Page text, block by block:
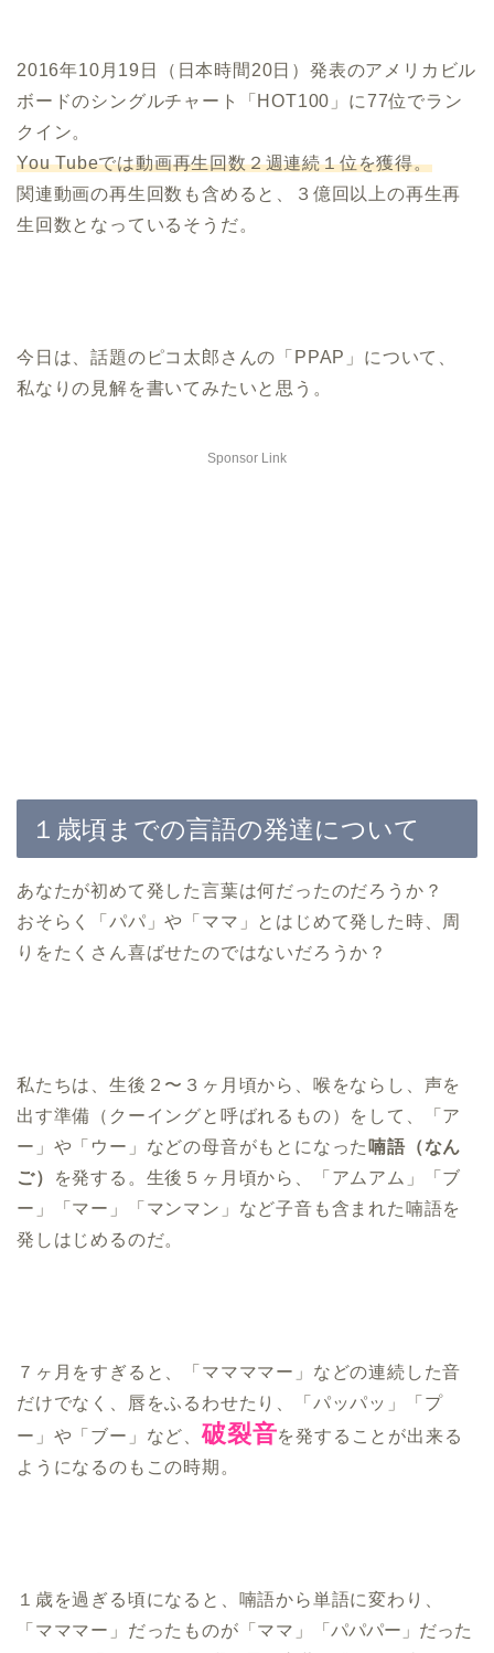
2016年10月19日（日本時間20日）発表のアメリカビル
ボードのシングルチャート「HOT100」に77位でラン
クイン。
You Tubeでは動画再生回数２週連続１位を獲得。
関連動画の再生回数も含めると、３億回以上の再生再
生回数となっているそうだ。
今日は、話題のピコ太郎さんの「PPAP」について、
私なりの見解を書いてみたいと思う。
Sponsor Link
１歳頃までの言語の発達について
あなたが初めて発した言葉は何だったのだろうか？
おそらく「パパ」や「ママ」とはじめて発した時、周
りをたくさん喜ばせたのではないだろうか？
私たちは、生後２〜３ヶ月頃から、喉をならし、声を
出す準備（クーイングと呼ばれるもの）をして、「ア
ー」や「ウー」などの母音がもとになった 喃語（なん
ご）
を発する。生後５ヶ月頃から、「アムアム」「ブ
ー」「マー」「マンマン」など子音も含まれた喃語を
発しはじめるのだ。
７ヶ月をすぎると、「ママママー」などの連続した音
だけでなく、唇をふるわせたり、「パッパッ」「プ
ー」や「ブー」など、破裂音を発することが出来る
ようになるのもこの時期。
１歳を過ぎる頃になると、喃語から単語に変わり、
「マママー」だったものが「ママ」
「パパパー」だった